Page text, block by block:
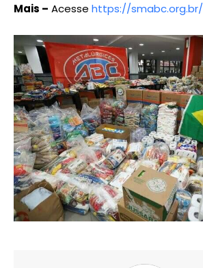
Mais – Acesse https://smabc.org.br/